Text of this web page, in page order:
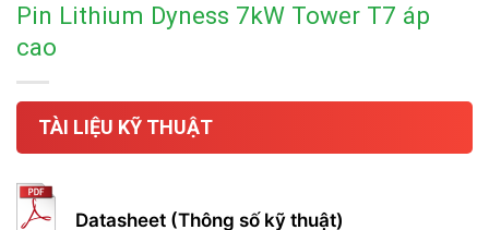
Pin Lithium Dyness 7kW Tower T7 áp
cao
TÀI LIỆU KỸ THUẬT
Datasheet (Thông số kỹ thuật)